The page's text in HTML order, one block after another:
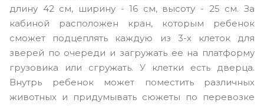
длину 42 см, ширину - 16 см, высоту - 25 см. За
кабиной расположен кран, которым ребенок
сможет подцеплять каждую из 3-х клеток для
зверей по очереди и загружать ее на платформу
грузовика или сгружать. У клетки есть дверца.
Внутрь ребенок может поместить различных
животных и придумывать сюжеты по перевозке